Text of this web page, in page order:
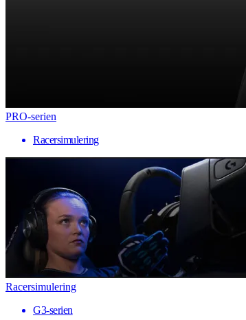
PRO-serien
Racersimulering
Racersimulering
G3-serien